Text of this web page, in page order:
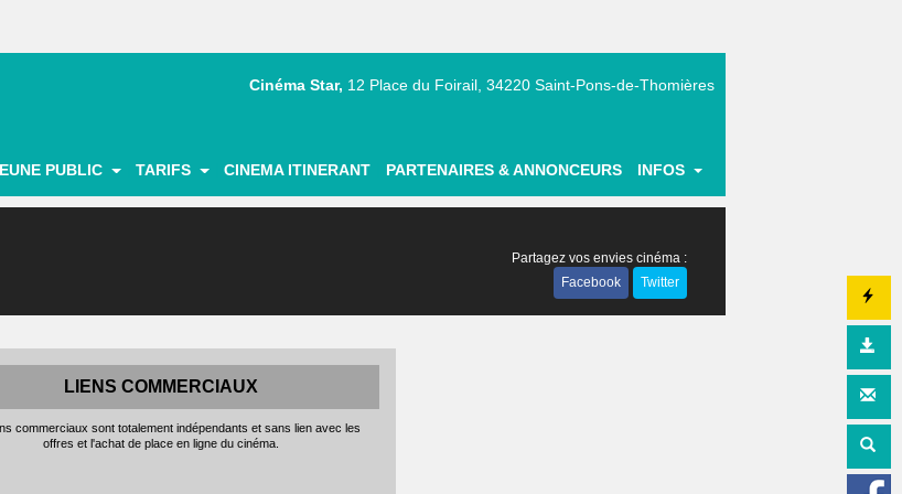
PUBLIC TARIFS CINEMA ITINERANT PARTENAIRES & ANNONCEURS INFOS
Cinéma Star, 12 Place du Foirail, 34220 Saint-Pons-de-Thomières
Partagez vos envies cinéma :
Facebook
Twitter
LIENS COMMERCIAUX
commerciaux sont totalement indépendants et sans lien avec les
offres et l'achat de place en ligne du cinéma.